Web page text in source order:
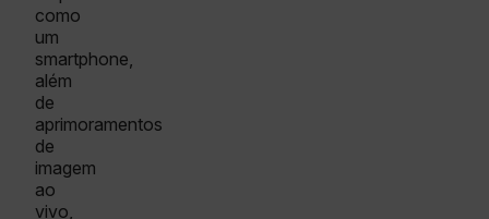
como
um
smartphone,
além
de
aprimoramentos
de
imagem
ao
vivo,